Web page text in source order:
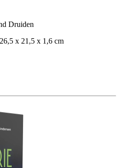
Druiden
x 21,5 x 1,6 cm